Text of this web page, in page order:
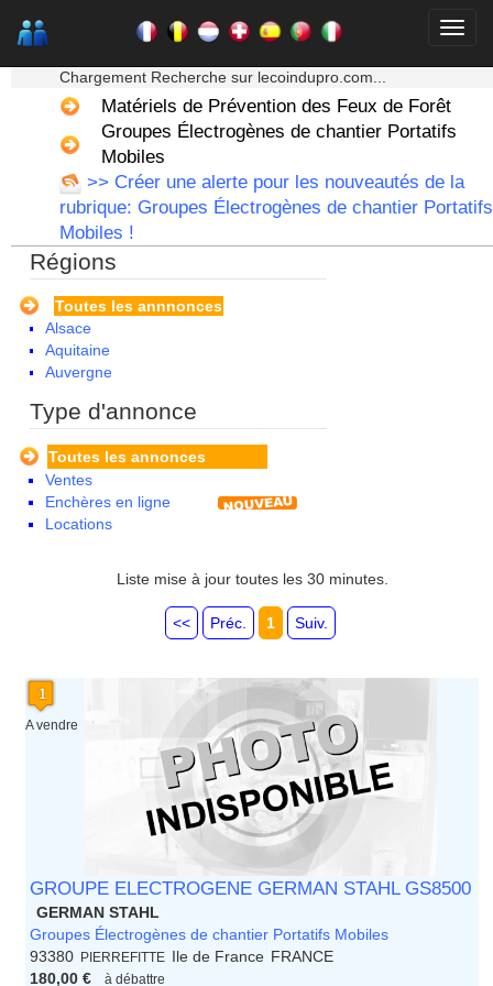
Chargement Recherche sur lecoindupro.com...
Matériels de Prévention des Feux de Forêt
Groupes Électrogènes de chantier Portatifs
Mobiles
>> Créer une alerte pour les nouveautés de la
rubrique: Groupes Électrogènes de chantier Portatifs
Mobiles !
Régions
Toutes les annnonces
Alsace
Aquitaine
Auvergne
Bourgogne
Centre
Champagne Ardenne
Corse
Franche Comte - Suisse
Limousin
Lorraine
Martinique
Midi Pyrenees - Espagne -
Nord Pas de Calais - Belgique -
Picardie
Poitou Charentes
Principauté de Monaco
Provence Alpes Cote d'Azur -
Italie
Type d'annonce
Toutes les annonces
Ventes
Enchères en ligne
Locations
Liste mise à jour toutes les 30 minutes.
<< Préc. 1 Suiv.
A vendre
GROUPE ELECTROGENE GERMAN STAHL GS8500
GERMAN STAHL
Groupes Électrogènes de chantier Portatifs Mobiles
93380
PIERREFITTE Ile de France FRANCE
180,00 €
à débattre